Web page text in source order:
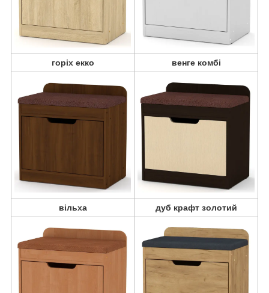
горіх екко венге комбі
вільха дуб крафт золотий